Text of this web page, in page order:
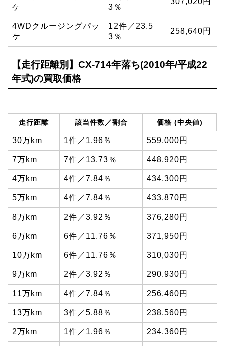
ケ
3％
4WDクルージングパッ
ケ
12件／23.5
3％
258,640円
【走行距離別】CX-714年落ち(2010年/平成22
年式)の買取価格
走行距離 該当件数／割合 価格 (中央値)
30万km 1件／1.96％ 559,000円
7万km 7件／13.73％ 448,920円
4万km 4件／7.84％ 434,300円
5万km 4件／7.84％ 433,870円
8万km 2件／3.92％ 376,280円
6万km 6件／11.76％ 371,950円
10万km 6件／11.76％ 310,030円
9万km 2件／3.92％ 290,930円
11万km 4件／7.84％ 256,460円
13万km 3件／5.88％ 238,560円
2万km 1件／1.96％ 234,360円